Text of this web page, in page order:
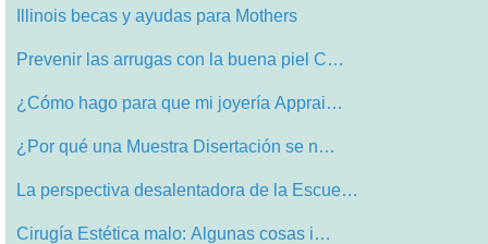
Illinois becas y ayudas para Mothers
Prevenir las arrugas con la buena piel C…
¿Cómo hago para que mi joyería Apprai…
¿Por qué una Muestra Disertación se n…
La perspectiva desalentadora de la Escue…
Cirugía Estética malo: Algunas cosas i…